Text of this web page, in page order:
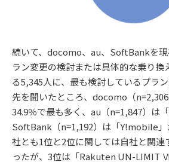
続いて、docomo、au、SoftBankを
ラン変更の検討または具体的な乗り換
る5,345人に、最も検討しているプラ
先を聞いたところ、docomo（
34.9％で最も多く、au（n=1,847）は「
SoftBank（n=1,192）は「Y!mobile」
社とも1位と2位に関しては自社と関
ったが、3位は「Rakuten UN-LIMIT Ⅵ